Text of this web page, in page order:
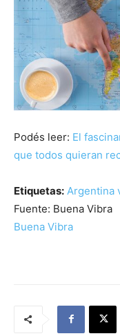
Podés leer: El
que todos quieran
Etiquetas: Argentina
Fuente: Buena Vibra
Buena Vibra